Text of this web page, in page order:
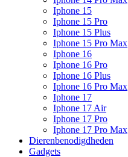
Iphone 15
Iphone 15 Pro
Iphone 15 Plus
Iphone 15 Pro Max
Iphone 16
Iphone 16 Pro
Iphone 16 Plus
Iphone 16 Pro Max
Iphone 17
Iphone 17 Air
Iphone 17 Pro
Iphone 17 Pro Max
Dierenbenodigdheden
Gadgets